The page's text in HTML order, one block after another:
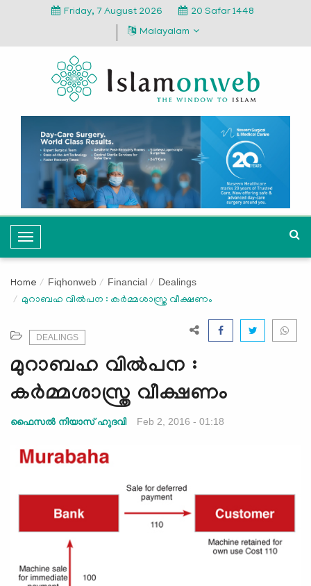
Friday, 7 August 2026
20 Safar 1448
Malayalam
T
o
g
l
a
v
i
a
i
Home Fiqhonweb Financial Dealings
മുറാബഹ വില്‍പന : കര്‍മ്മശാസ്ത്ര വീക്ഷണം
DEALINGS
മുറാബഹ വില്‍പന :
കര്‍മ്മശാസ്ത്ര വീക്ഷണം
ഫൈസല്‍ നിയാസ് ഹുദവി Feb 2, 2016 - 01:18